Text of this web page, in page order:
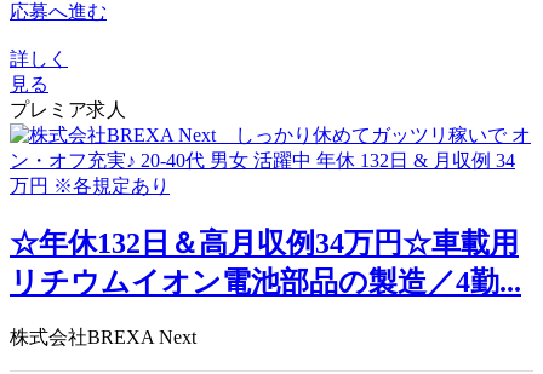
応募へ進む
詳しく
見る
プレミア求人
☆年休132日＆高月収例34万円☆車載用
リチウムイオン電池部品の製造／4勤...
株式会社BREXA Next